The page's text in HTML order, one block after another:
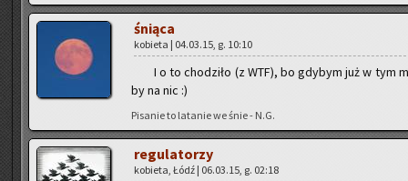
śnią­ca
ko­bie­ta | 04.03.15, g. 10:10
I o to cho­dzi­ło (z WTF), bo gdy­bym już w tym
by na nic :)
Pi­sa­nie to la­ta­nie we śnie - N.G.
re­gu­la­to­rzy
ko­bie­ta, Łódź | 06.03.15, g. 02:18